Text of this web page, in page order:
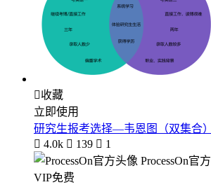
收藏
立即使用
研究生报考选择—韦恩图（双集合）
 4.0k  139  1
ProcessOn官方
VIP免费